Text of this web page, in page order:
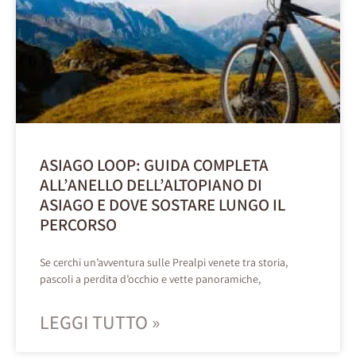
ASIAGO LOOP: GUIDA COMPLETA
ALL’ANELLO DELL’ALTOPIANO DI
ASIAGO E DOVE SOSTARE LUNGO IL
PERCORSO
Se cerchi un’avventura sulle Prealpi venete tra storia,
pascoli a perdita d’occhio e vette panoramiche,
LEGGI TUTTO »